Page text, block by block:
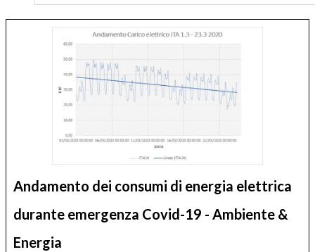
Andamento dei consumi di energia elettrica
durante emergenza Covid-19 - Ambiente &
Energia